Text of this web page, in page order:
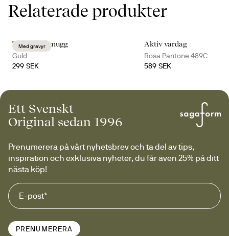
Relaterade produkter
Med gravyr
Ted termosmugg
Guld
299 SEK
Aktiv vardag
Rosa Pantone 489C
589 SEK
Ett Svenskt
Original sedan 1996
Prenumerera på vårt nyhetsbrev och ta del av tips,
inspiration och exklusiva nyheter, du får även 25% på ditt
nästa köp!
PRENUMERERA